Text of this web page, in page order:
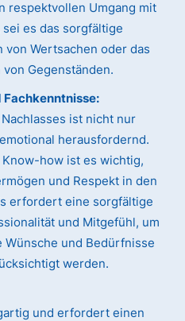
respektvollen Umgang mit
es das sorgfältige
von Wertsachen oder das
Gegenständen.
ist nicht nur
herausfordernd.
how ist es wichtig,
und Respekt in den
erfordert eine sorgfältige
und Mitgefühl, um
und Bedürfnisse
werden.
und erfordert einen